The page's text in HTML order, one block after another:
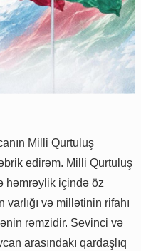
Milli Qurtuluş
edirəm. Milli Qurtuluş
həmrəylik içində öz
varlığı və millətinin rifahı
rəmzidir. Sevinci və
arasındakı qardaşlıq